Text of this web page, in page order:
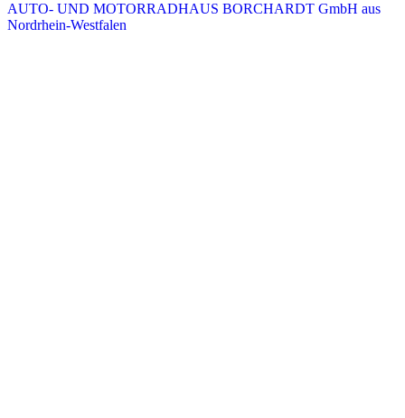
AUTO- UND MOTORRAD­HAUS BORCH­ARDT GmbH aus
Nordrhein-Westfalen